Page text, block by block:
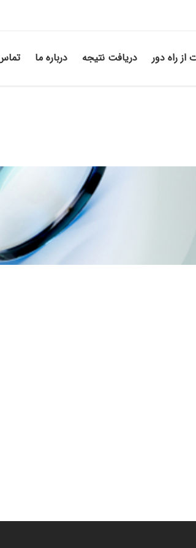
راه دور دریافت نتیجه درباره ما